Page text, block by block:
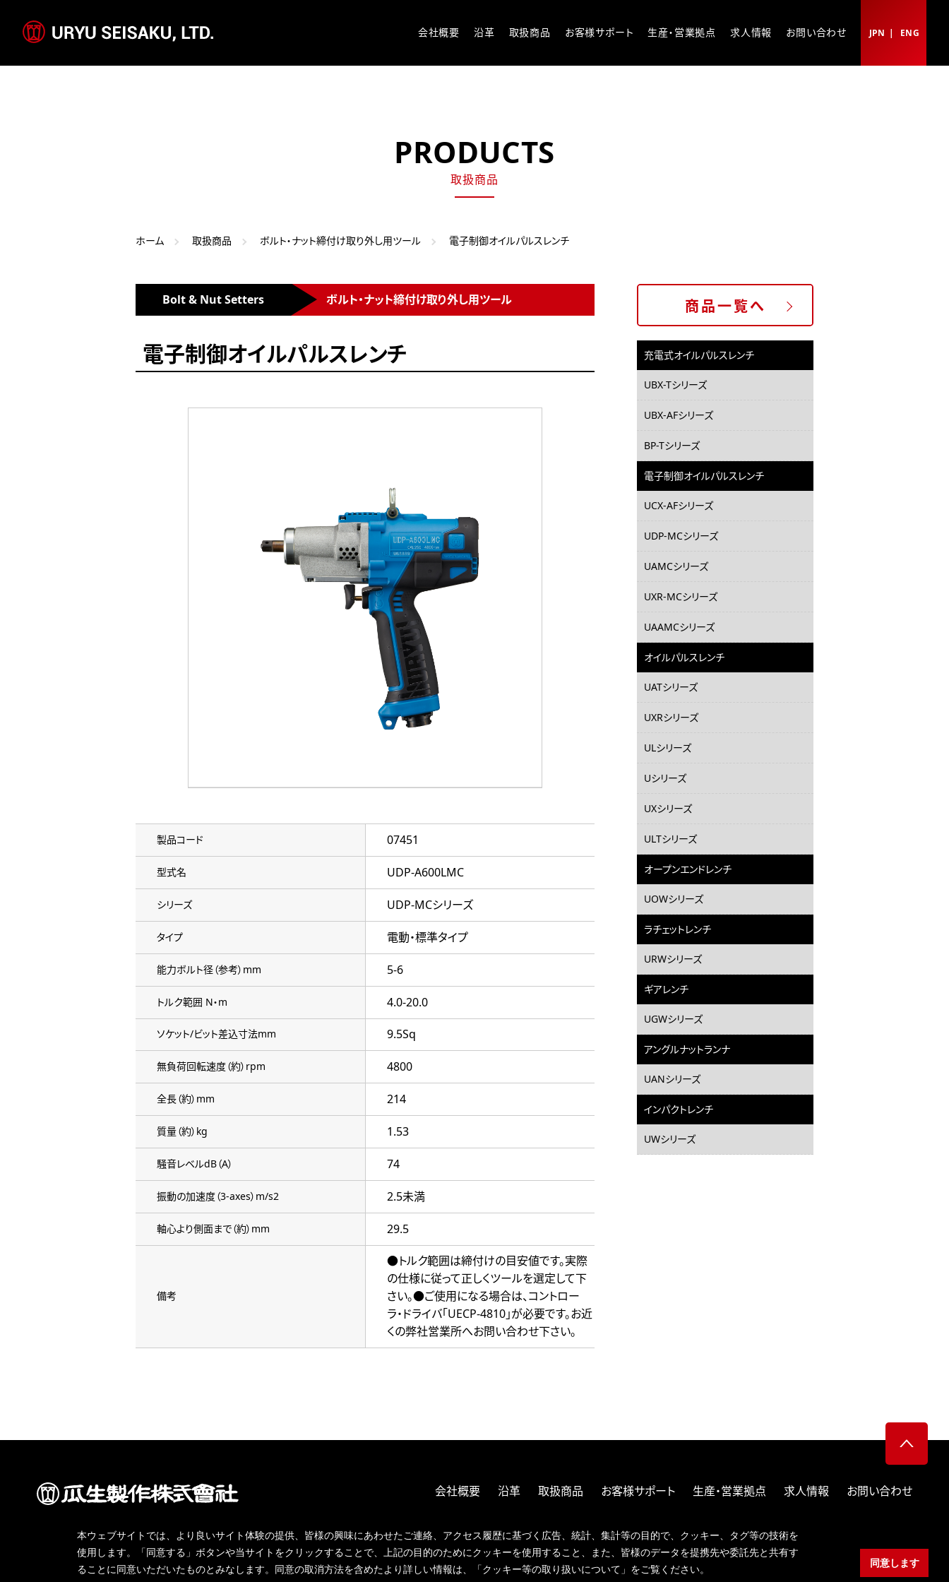
本ウェブサイトでは、より良いサイト体験の提供、皆様の興味にあわせたご連絡、アクセス履歴に基づく広告、統計、集計等の目的で、クッキー、タグ等の技術を
使用します。「同意する」ボタンや当サイトをクリックすることで、上記の目的のためにクッキーを使用すること、また、皆様のデータを提携先や委託先と共有す
ることに同意いただいたものとみなします。同意の取消方法を含めたより詳しい情報は、「クッキー等の取り扱いについて」をご覧ください。
同意します
会社概要 沿革 取扱商品 お客様サポート 生産・営業拠点 求人情報 お問い合わせ JPN ENG
PRODUCTS
取扱商品
ホーム 取扱商品 ボルト・ナット締付け取り外し用ツール 電子制御オイルパルスレンチ
Bolt & Nut Setters ボルト・ナット締付け取り外し用ツール
電子制御オイルパルスレンチ
製品コード 07451
型式名 UDP-A600LMC
シリーズ UDP-MCシリーズ
タイプ 電動・標準タイプ
能力ボルト径（参考）mm 5-6
トルク範囲 N・m 4.0-20.0
ソケット/ビット差込寸法mm 9.5Sq
無負荷回転速度（約）rpm 4800
全長（約）mm 214
質量（約）kg 1.53
騒音レベルdB（A） 74
振動の加速度（3-axes）m/s2 2.5未満
軸心より側面まで（約）mm 29.5
備考
●トルク範囲は締付けの目安値です。実際
の仕様に従って正しくツールを選定して下
さい。●ご使用になる場合は、コントロー
ラ・ドライバ「UECP-4810」が必要です。お近
くの弊社営業所へお問い合わせ下さい。
商品一覧へ
商品一覧へ
充電式オイルパルスレンチ
UBX-Tシリーズ
UBX-AFシリーズ
BP-Tシリーズ
電子制御オイルパルスレンチ
UCX-AFシリーズ
UDP-MCシリーズ
UAMCシリーズ
UXR-MCシリーズ
UAAMCシリーズ
オイルパルスレンチ
UATシリーズ
UXRシリーズ
ULシリーズ
Uシリーズ
UXシリーズ
ULTシリーズ
オープンエンドレンチ
UOWシリーズ
ラチェットレンチ
URWシリーズ
ギアレンチ
UGWシリーズ
アングルナットランナ
UANシリーズ
インパクトレンチ
UWシリーズ
会社概要 沿革 取扱商品 お客様サポート 生産・営業拠点 求人情報 お問い合わせ